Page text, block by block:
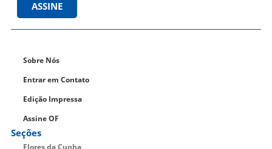
ASSINE
Sobre Nós
Entrar em Contato
Edição Impressa
Assine OF
Seções